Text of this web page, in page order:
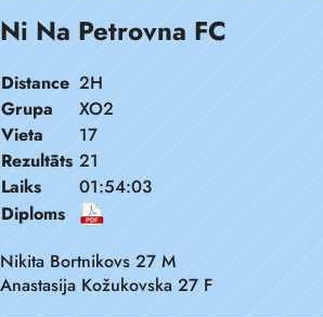
Ni Na Petrovna FC
Distance 2H
Grupa
XO2
Vieta
17
Rezultāts 21
Laiks
01:54:03
Diploms
Nikita Bortnikovs 27 M
Anastasija Kožukovska 27 F